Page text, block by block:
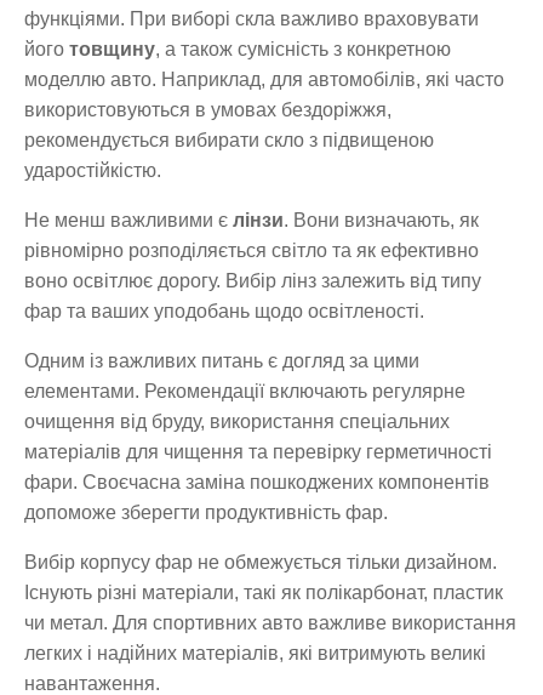
функціями. При виборі скла важливо враховувати
його товщину, а також сумісність з конкретною
моделлю авто. Наприклад, для автомобілів, які часто
використовуються в умовах бездоріжжя,
рекомендується вибирати скло з підвищеною
ударостійкістю.
Не менш важливими є лінзи. Вони визначають, як
рівномірно розподіляється світло та як ефективно
воно освітлює дорогу. Вибір лінз залежить від типу
фар та ваших уподобань щодо освітленості.
Одним із важливих питань є догляд за цими
елементами. Рекомендації включають регулярне
очищення від бруду, використання спеціальних
матеріалів для чищення та перевірку герметичності
фари. Своєчасна заміна пошкоджених компонентів
допоможе зберегти продуктивність фар.
Вибір корпусу фар не обмежується тільки дизайном.
Існують різні матеріали, такі як полікарбонат, пластик
чи метал. Для спортивних авто важливе використання
легких і надійних матеріалів, які витримують великі
навантаження.